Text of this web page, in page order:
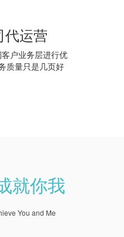
代运营
户业务层进行优
质量只是几页好
就你我
You and Me